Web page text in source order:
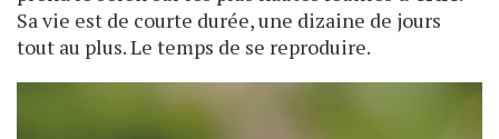
Sa vie est de courte durée, une dizaine de jours
tout au plus. Le temps de se reproduire.